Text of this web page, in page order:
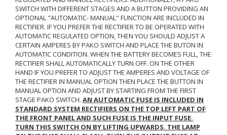
SWITCH WITH DIFFERENT STAGES AND A BUTTON PROVIDING AN
OPTIONAL "AUTOMATIC- MANUAL" FUNCTION ARE INCLUDED IN
RECTIFIER. IF YOU PREFER THE RECTIFIER TO BE OPERATED WITH
AUTOMATIC REGULATED OPTION, THEN YOU SHOULD ADJUST A
CERTAIN AMPERES BY PAKO SWITCH AND PLACE THE BUTON IN
AUTOMATIC CONDITION. WHEN THE BATTERY BECOMES FULL, THE
RECTIFIER SHALL AUTOMATICALLY TURN OFF. ON THE OTHER
HAND IF YOU PREFER TO ADJUST THE AMPERES AND VOLTAGE OF
THE RECTIFIER IN MANUAL OPTION THEN PLACE THE BUTTON IN
MANUAL OPTION AND ADJUST BY STARTING FROM THE FIRST
STAGE PAKO SWITCH. AN AUTOMATIC FUSE IS INCLUDED IN
STANDARD SYSTEM RECTIFIERS ON THE TOP LEFT PART OF
THE FRONT PANEL AND SUCH FUSE IS THE INPUT FUSE.
TURN THIS SWITCH ON BY LIFTING UPWARDS. THE LAMP